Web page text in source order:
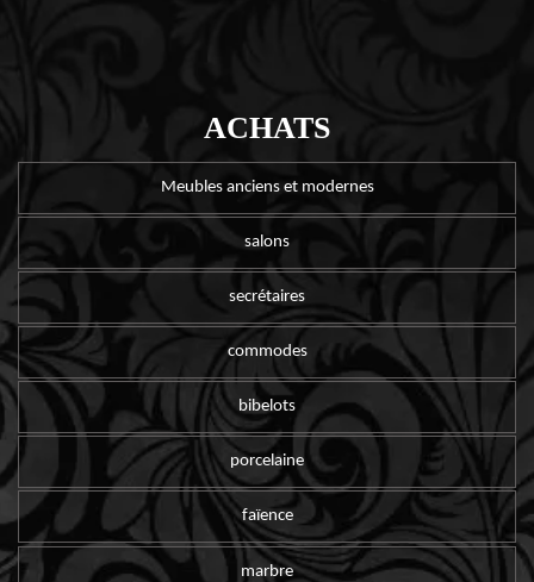
ACHATS
Meubles anciens et modernes
salons
secrétaires
commodes
bibelots
porcelaine
faïence
marbre